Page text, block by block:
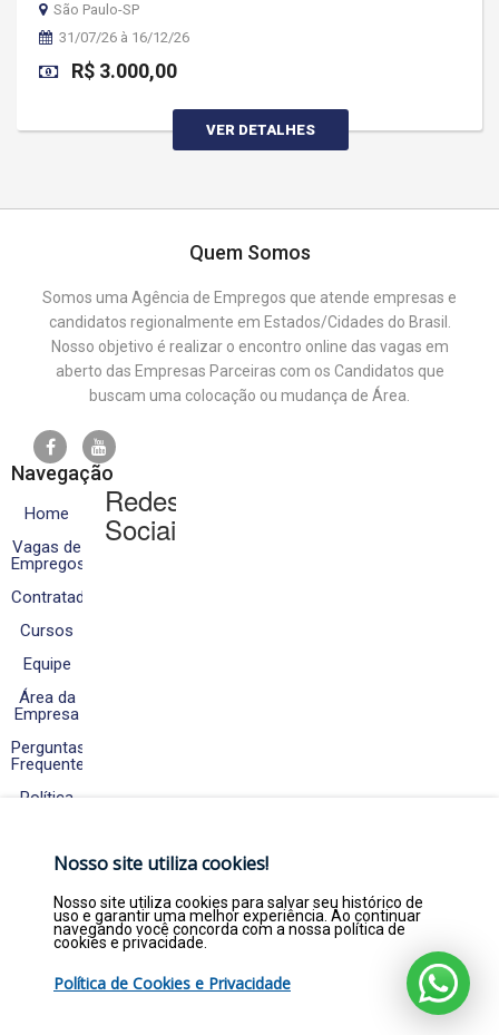
São Paulo-SP
31/07/26 à 16/12/26
R$ 3.000,00
VER DETALHES
Quem Somos
Somos uma Agência de Empregos que atende empresas e
candidatos regionalmente em Estados/Cidades do Brasil.
Nosso objetivo é realizar o encontro online das vagas em
aberto das Empresas Parceiras com os Candidatos que
buscam uma colocação ou mudança de Área.
Navegação
Home
Vagas de
Empregos
Contratados
Cursos
Equipe
Área da
Empresa
Perguntas
Frequentes
Política
Privacidade
Fale
Conosco
Redes
Sociais
Copyright © 2026. Empregar Já Estágios e
Efetivos LTDA - CNPJ 22.369.844/0001-47 - Todos
Nosso site utiliza cookies!
Nosso site utiliza cookies para salvar seu histórico de
uso e garantir uma melhor experiência. Ao continuar
navegando você concorda com a nossa política de
cookies e privacidade.
Política de Cookies e Privacidade